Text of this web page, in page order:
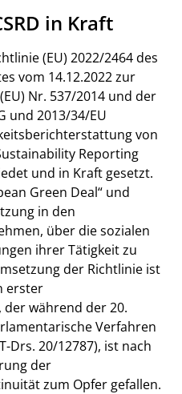
in Kraft
(EU) 2022/2464 des
vom 14.12.2022 zur
Nr. 537/2014 und der
und 2013/34/EU
von
Reporting
und in Kraft gesetzt.
Green Deal“ und
in den
über die sozialen
ihrer Tätigkeit zu
der Richtlinie ist
erster
während der 20.
Verfahren
Drs. 20/12787), ist nach
der
zum Opfer gefallen.